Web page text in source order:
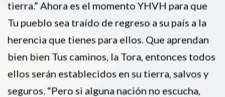
tierra.” Ahora es el momento YHVH para que
Tu pueblo sea traído de regreso a su país a la
herencia que tienes para ellos. Que aprendan
bien bien Tus caminos, la Tora, entonces todos
ellos serán establecidos en su tierra, salvos y
seguros. “Pero si alguna nación no escucha,